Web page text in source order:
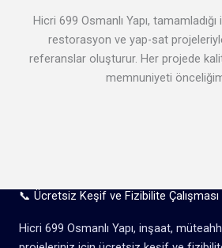
Hicri 699 Osmanlı Yapı,
restorasyon ve yap-sat
referanslar oluşturur. Her projede
memnuniyeti
📞 Ücretsiz Keşif ve Fizibilite Çalışması
Hicri 699 Osmanlı Yapı, inşaat,